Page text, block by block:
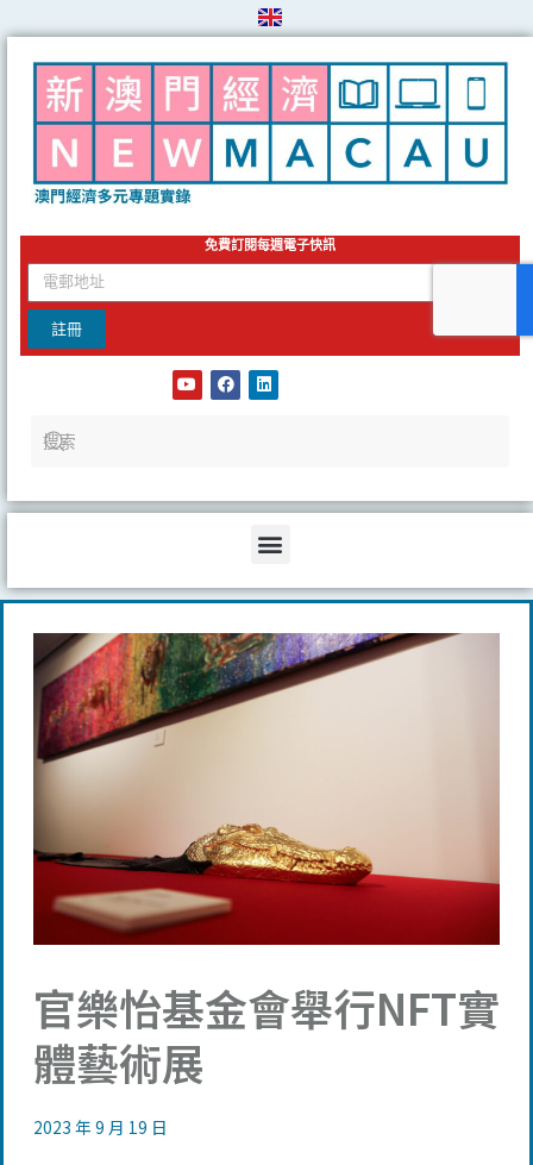
to
content
免費訂閱每週電子快訊
email
註冊
Y
o
F
a
L
i
Menu
官樂怡基金會舉行NFT實
體藝術展
2023 年 9 月 19 日